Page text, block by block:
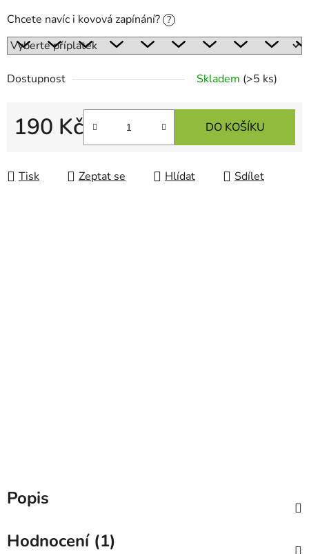
Chcete navíc i kovová zapínání? ?
Dostupnost Skladem (>5 ks)
190 Kč DO KOŠÍKU
Tisk Zeptat se Hlídat Sdílet
Popis
Hodnocení (1)